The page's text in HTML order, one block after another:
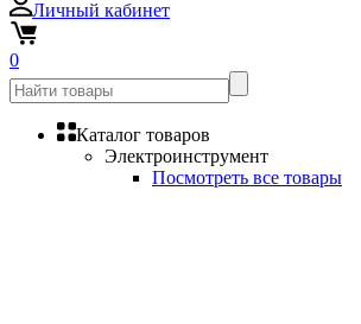
Личный кабинет
0
Каталог товаров
Электроинструмент
Посмотреть все товары